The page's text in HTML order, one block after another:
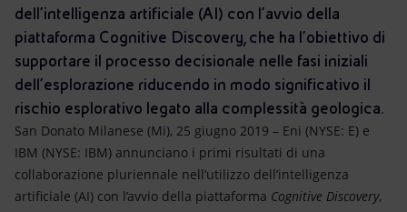
Innovazione
Scenari energetici
dell’intelligenza artificiale (AI) con l’avvio della
piattaforma Cognitive Discovery, che ha l’obiettivo di
supportare il processo decisionale nelle fasi iniziali
dell’esplorazione riducendo in modo significativo il
rischio esplorativo legato alla complessità geologica.
San Donato Milanese (Mi), 25 giugno 2019 – Eni (NYSE: E) e
IBM (NYSE: IBM) annunciano i primi risultati di una
collaborazione pluriennale nell’utilizzo dell’intelligenza
artificiale (AI) con l’avvio della piattaforma Cognitive Discovery,